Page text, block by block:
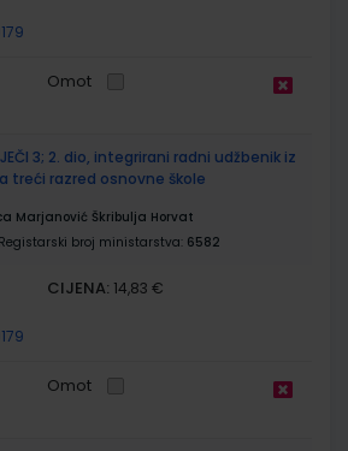
Omot
3; 2. dio, integrirani radni udžbenik iz
treći razred osnovne škole
Marjanović Škribulja Horvat
Registarski broj ministarstva: 6582
CIJENA: 14,83 €
Omot